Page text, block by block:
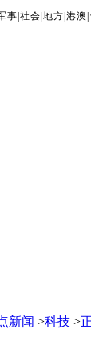
事 |社会 |地方 |港澳
新闻 >科技 >